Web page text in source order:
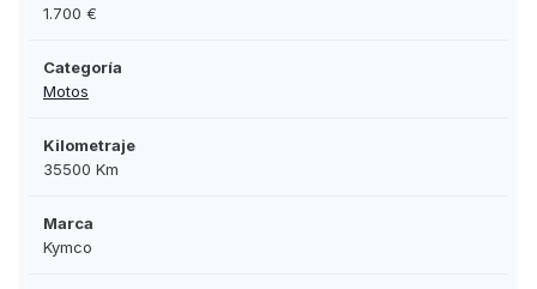
1.700 €
Categoría
Motos
Kilometraje
35500 Km
Marca
Kymco